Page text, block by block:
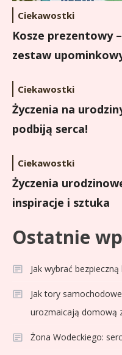
Ciekawostki
Kosze prezentowy
zestaw
Ciekawostki
Życzenia na
podbiją serca!
Ciekawostki
Życzenia
inspiracje i sztuka
Ostatnie
Jak wybrać
Jak tory
urozmaicają domową
Żona Wodeckiego: